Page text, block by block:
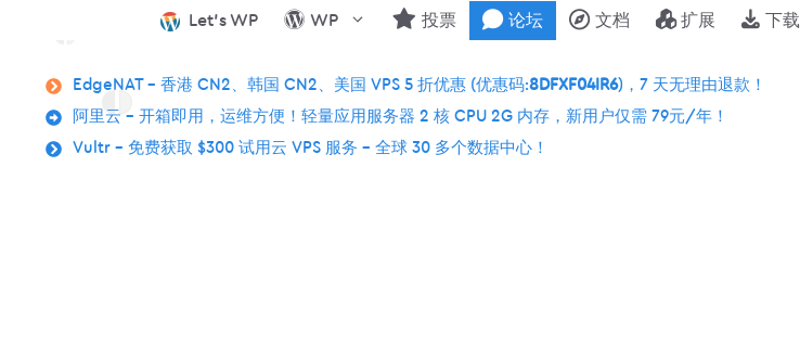
Let’s WP WP 投票 论坛 文档 扩展 下载
EdgeNAT – 香港 CN2、韩国 CN2、美国 VPS 5 折优惠 (优惠码:8DFXF04IR6)，7 天无理由退款！
阿里云 – 开箱即用，运维方便！轻量应用服务器 2 核 CPU 2G 内存，新用户仅需 79元/年！
Vultr – 免费获取 $300 试用云 VPS 服务 – 全球 30 多个数据中心！